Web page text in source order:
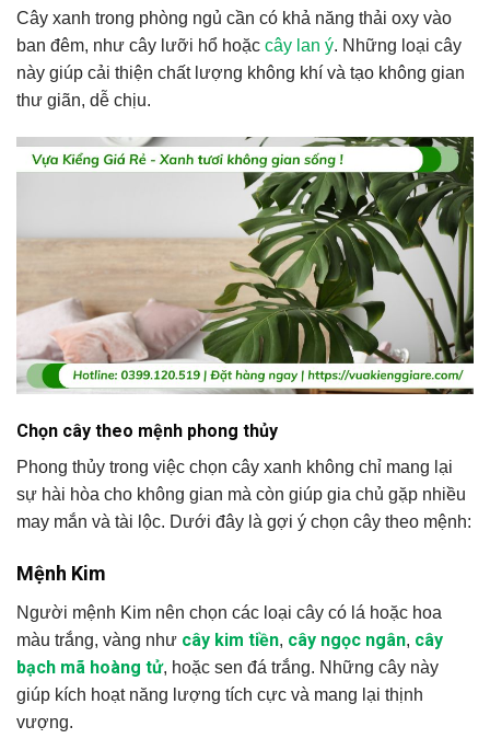
Cây xanh trong phòng ngủ cần có khả năng thải oxy vào
ban đêm, như cây lưỡi hổ hoặc cây lan ý. Những loại cây
này giúp cải thiện chất lượng không khí và tạo không gian
thư giãn, dễ chịu.
Chọn cây theo mệnh phong thủy
Phong thủy trong việc chọn cây xanh không chỉ mang lại
sự hài hòa cho không gian mà còn giúp gia chủ gặp nhiều
may mắn và tài lộc. Dưới đây là gợi ý chọn cây theo mệnh:
Mệnh Kim
Người mệnh Kim nên chọn các loại cây có lá hoặc hoa
màu trắng, vàng như cây kim tiền, cây ngọc ngân, cây
bạch mã hoàng tử, hoặc sen đá trắng. Những cây này
giúp kích hoạt năng lượng tích cực và mang lại thịnh
vượng.